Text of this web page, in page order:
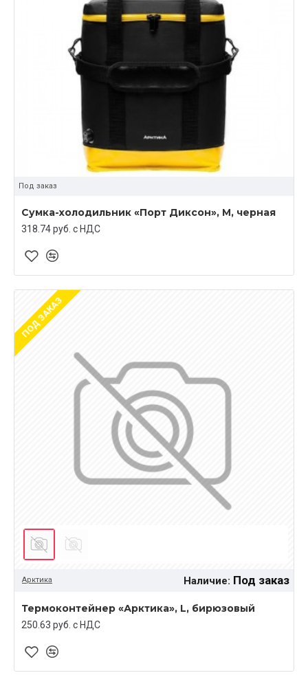
Под заказ
Сумка-холодильник «Порт Диксон», M, черная
318.74 руб. c НДС
ПОД ЗАКАЗ
Арктика Наличие: Под заказ
Термоконтейнер «Арктика», L, бирюзовый
250.63 руб. c НДС